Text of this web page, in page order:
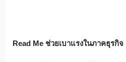
Read Me ช่วยเบาแรงในภาคธุรกิจ